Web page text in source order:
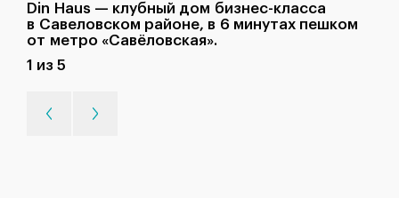
Din Haus — клубный дом бизнес-класса
в Савеловском районе, в 6 минутах пешком
от метро «Савёловская».
1 из 5